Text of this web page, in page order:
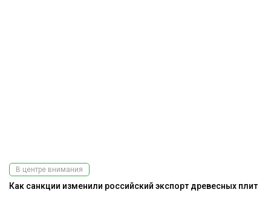
В центре внимания
Как санкции изменили российский экспорт древесных плит